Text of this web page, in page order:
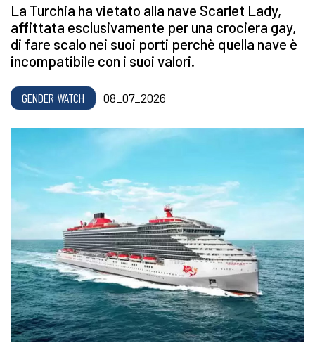
La Turchia ha vietato alla nave Scarlet Lady,
affittata esclusivamente per una crociera gay,
di fare scalo nei suoi porti perchè quella nave è
incompatibile con i suoi valori.
GENDER WATCH 08_07_2026